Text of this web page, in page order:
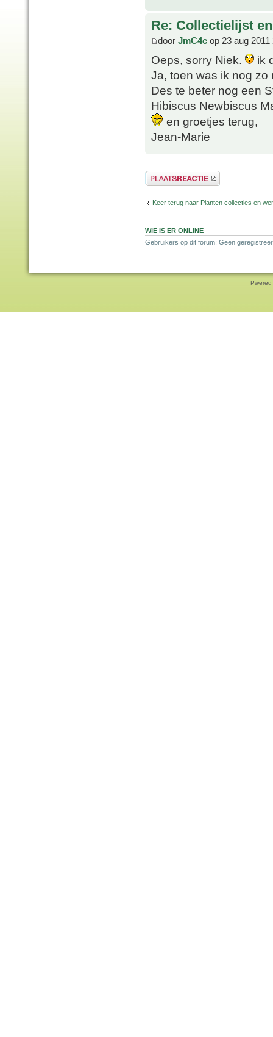
Re: Collectielijst
door JmC4c op 23 aug 2011
Oeps, sorry Niek.
ik
Ja, toen was ik nog zo
Des te beter nog een
Hibiscus Newbiscus
en groetjes terug,
Jean-Marie
Plaats een reactie
Keer terug naar Planten collecties en
WIE IS ER ONLINE
Gebruikers op dit forum: Geen